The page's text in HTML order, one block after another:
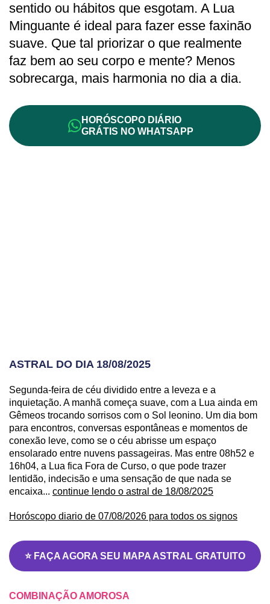
sentido ou hábitos que esgotam. A Lua
Minguante é ideal para fazer esse faxinão
suave. Que tal priorizar o que realmente
faz bem ao seu corpo e mente? Menos
sobrecarga, mais harmonia no dia a dia.
HORÓSCOPO DIÁRIO
GRÁTIS NO WHATSAPP
ASTRAL DO DIA 18/08/2025
Segunda-feira de céu dividido entre a leveza e a
inquietação. A manhã começa suave, com a Lua ainda em
Gêmeos trocando sorrisos com o Sol leonino. Um dia bom
para encontros, conversas espontâneas e momentos de
conexão leve, como se o céu abrisse um espaço
ensolarado entre nuvens passageiras. Mas entre 08h52 e
16h04, a Lua fica Fora de Curso, o que pode trazer
lentidão, indecisão e uma sensação de que nada se
encaixa... continue lendo o astral de 18/08/2025
Horóscopo diario de 07/08/2026 para todos os signos
⭐ FAÇA AGORA SEU MAPA ASTRAL GRATUITO
COMBINAÇÃO AMOROSA